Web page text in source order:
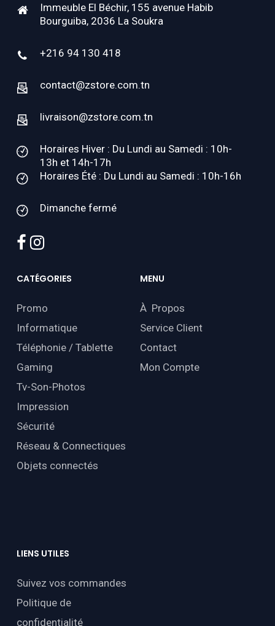
Immeuble El Béchir, 155 avenue Habib
Bourguiba, 2036 La Soukra
+216 94 130 418
contact@zstore.com.tn
livraison@zstore.com.tn
Horaires Hiver : Du Lundi au Samedi : 10h-
13h et 14h-17h
Horaires Été : Du Lundi au Samedi : 10h-16h
Dimanche fermé
facebook
instagram
CATÉGORIES
Promo
Informatique
Téléphonie / Tablette
Gaming
Tv-Son-Photos
Impression
Sécurité
Réseau & Connectiques
Objets connectés
MENU
À Propos
Service Client
Contact
Mon Compte
LIENS UTILES
Suivez vos commandes
Politique de
confidentialité